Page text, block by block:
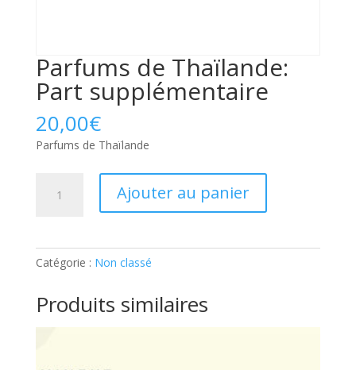
Parfums de Thaïlande:
Part supplémentaire
20,00€
Parfums de Thaïlande
Thaïlande:
Ajouter au panier
Catégorie : Non classé
Produits similaires